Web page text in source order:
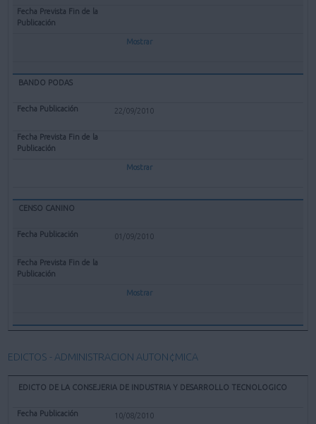
Mostrar
BANDO PODAS
22/09/2010
Mostrar
CENSO CANINO
01/09/2010
Mostrar
EDICTOS - ADMINISTRACION AUTON¢MICA
EDICTO DE LA CONSEJERIA DE INDUSTRIA Y DESARROLLO TECNOLOGICO
10/08/2010